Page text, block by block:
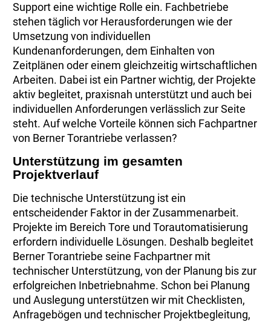
Support eine wichtige Rolle ein. Fachbetriebe
stehen täglich vor Herausforderungen wie der
Umsetzung von individuellen
Kundenanforderungen, dem Einhalten von
Zeitplänen oder einem gleichzeitig wirtschaftlichen
Arbeiten. Dabei ist ein Partner wichtig, der Projekte
aktiv begleitet, praxisnah unterstützt und auch bei
individuellen Anforderungen verlässlich zur Seite
steht. Auf welche Vorteile können sich Fachpartner
von Berner Torantriebe verlassen?
Unterstützung im gesamten
Projektverlauf
Die technische Unterstützung ist ein
entscheidender Faktor in der Zusammenarbeit.
Projekte im Bereich Tore und Torautomatisierung
erfordern individuelle Lösungen. Deshalb begleitet
Berner Torantriebe seine Fachpartner mit
technischer Unterstützung, von der Planung bis zur
erfolgreichen Inbetriebnahme. Schon bei Planung
und Auslegung unterstützen wir mit Checklisten,
Anfragebögen und technischer Projektbegleitung,